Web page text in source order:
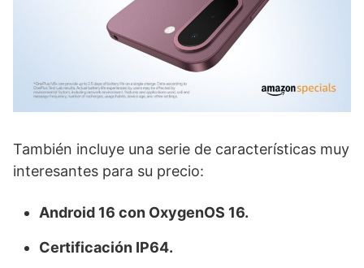
También incluye una serie de características muy
interesantes para su precio:
Android 16 con OxygenOS 16.
Certificación IP64.